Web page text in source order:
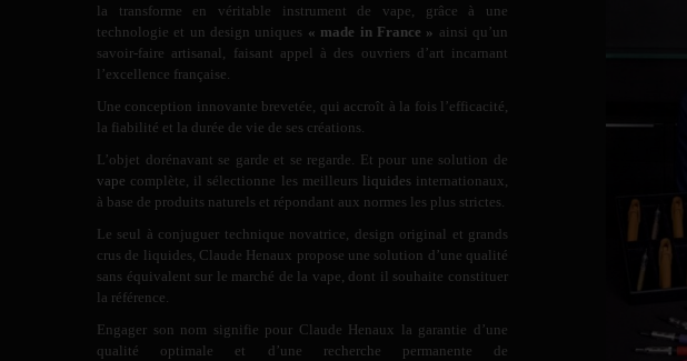
la transforme en véritable instrument de vape, grâce à une
technologie et un design uniques « made in France » ainsi qu’un
savoir-faire artisanal, faisant appel à des ouvriers d’art incarnant
l’excellence française.
Une conception innovante brevetée, qui accroît à la fois l’efficacité,
la fiabilité et la durée de vie de ses créations.
L’objet dorénavant se garde et se regarde. Et pour une solution de
vape complète, il sélectionne les meilleurs liquidesinternationaux,
à base de produits naturels et répondant aux normes les plus strictes.
Le seul à conjuguer technique novatrice, design original et grands
crus de liquides, Claude Henaux propose une solution d’une qualité
sans équivalent sur le marché de la vape, dont il souhaite constituer
la référence.
Engager son nom signifie pour Claude Henaux la garantie d’une
qualité optimale et d’une recherche permanente de